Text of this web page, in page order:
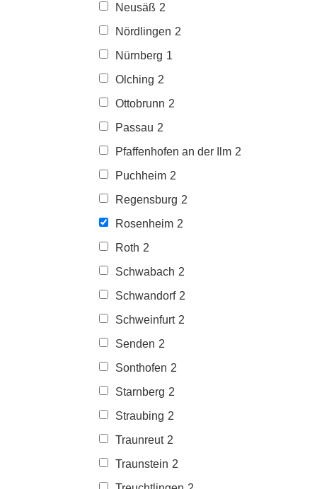
Neusäß 2
Nördlingen 2
Nürnberg 1
Olching 2
Ottobrunn 2
Passau 2
Pfaffenhofen an der Ilm 2
Puchheim 2
Regensburg 2
Rosenheim 2
Roth 2
Schwabach 2
Schwandorf 2
Schweinfurt 2
Senden 2
Sonthofen 2
Starnberg 2
Straubing 2
Traunreut 2
Traunstein 2